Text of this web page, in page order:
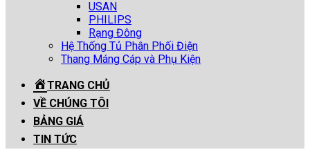
USAN
PHILIPS
Rạng Đông
Hệ Thống Tủ Phân Phối Điện
Thang Máng Cáp và Phụ Kiện
TRANG CHỦ
VỀ CHÚNG TÔI
BẢNG GIÁ
TIN TỨC